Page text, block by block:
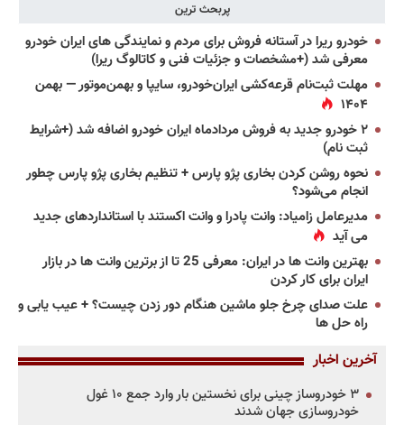
پربحث ترین
خودرو ریرا در آستانه فروش برای مردم و نمایندگی های ایران خودرو
معرفی شد (+مشخصات و جزئیات فنی و کاتالوگ ریرا)
مهلت ثبت‌نام قرعه‌کشی ایران‌خودرو، سایپا و بهمن‌موتور — بهمن
۱۴۰۴
۲ خودرو جدید به فروش مردادماه ایران خودرو اضافه شد (+شرایط
ثبت نام)
نحوه روشن کردن بخاری پژو پارس + تنظیم بخاری پژو پارس چطور
انجام می‌شود؟
مدیرعامل زامیاد: وانت پادرا و وانت اکستند با استانداردهای جدید
می آید
بهترین وانت ها در ایران: معرفی 25 تا از برترین وانت ها در بازار
ایران برای کار کردن
علت صدای چرخ جلو ماشین هنگام دور زدن چیست؟ + عیب یابی و
راه حل ها
آخرین اخبار
۳ خودروساز چینی برای نخستین بار وارد جمع ۱۰ غول
خودروسازی جهان شدند